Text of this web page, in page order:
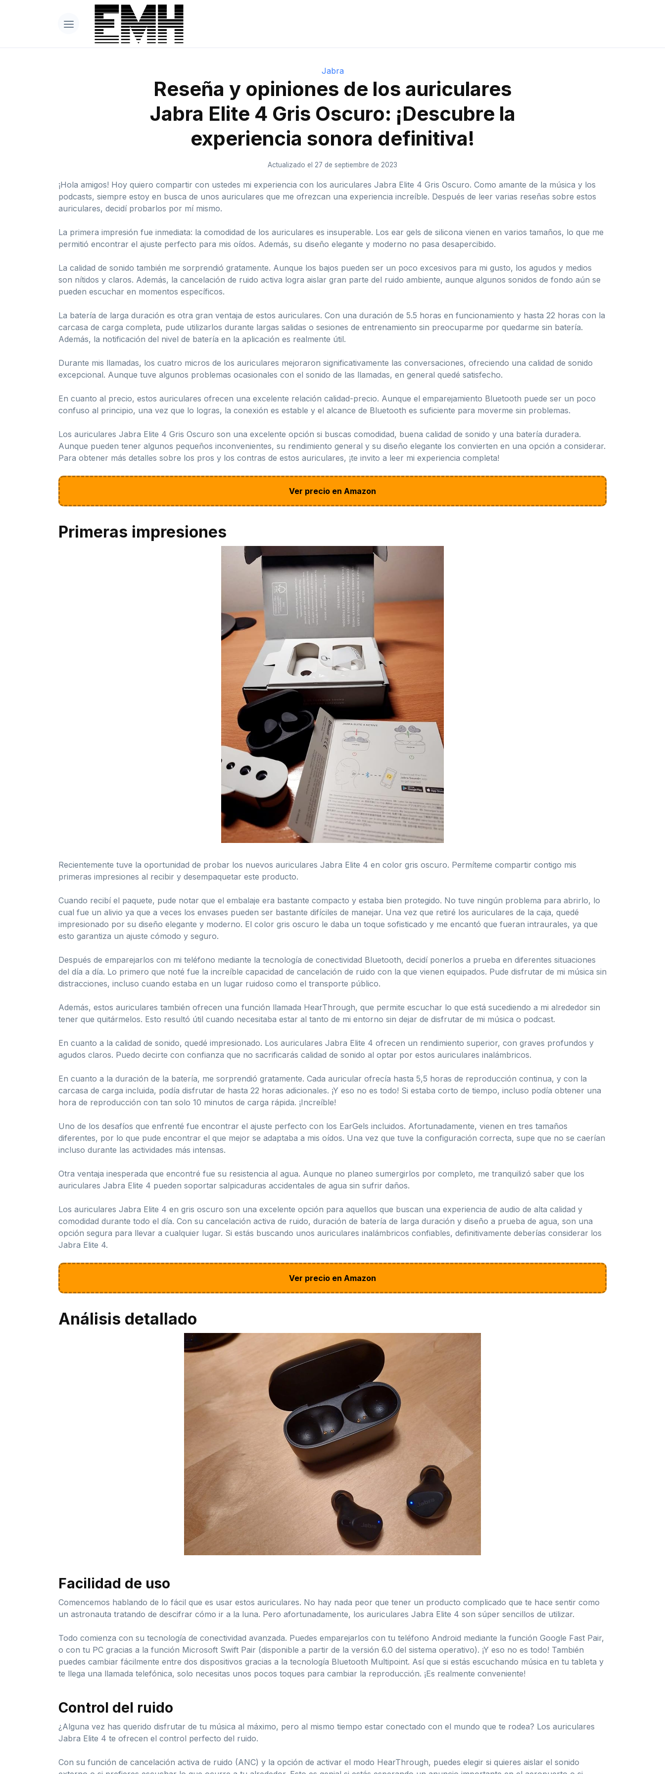
Jabra
Reseña y opiniones de los auriculares
Jabra Elite 4 Gris Oscuro: ¡Descubre la
experiencia sonora definitiva!
Actualizado el 27 de septiembre de 2023
¡Hola amigos! Hoy quiero compartir con ustedes mi experiencia con los auriculares Jabra Elite 4 Gris Oscuro. Como amante de la música y los
podcasts, siempre estoy en busca de unos auriculares que me ofrezcan una experiencia increíble. Después de leer varias reseñas sobre estos
auriculares, decidí probarlos por mí mismo.
La primera impresión fue inmediata: la comodidad de los auriculares es insuperable. Los ear gels de silicona vienen en varios tamaños, lo que me
permitió encontrar el ajuste perfecto para mis oídos. Además, su diseño elegante y moderno no pasa desapercibido.
La calidad de sonido también me sorprendió gratamente. Aunque los bajos pueden ser un poco excesivos para mi gusto, los agudos y medios
son nítidos y claros. Además, la cancelación de ruido activa logra aislar gran parte del ruido ambiente, aunque algunos sonidos de fondo aún se
pueden escuchar en momentos específicos.
La batería de larga duración es otra gran ventaja de estos auriculares. Con una duración de 5.5 horas en funcionamiento y hasta 22 horas con la
carcasa de carga completa, pude utilizarlos durante largas salidas o sesiones de entrenamiento sin preocuparme por quedarme sin batería.
Además, la notificación del nivel de batería en la aplicación es realmente útil.
Durante mis llamadas, los cuatro micros de los auriculares mejoraron significativamente las conversaciones, ofreciendo una calidad de sonido
excepcional. Aunque tuve algunos problemas ocasionales con el sonido de las llamadas, en general quedé satisfecho.
En cuanto al precio, estos auriculares ofrecen una excelente relación calidad-precio. Aunque el emparejamiento Bluetooth puede ser un poco
confuso al principio, una vez que lo logras, la conexión es estable y el alcance de Bluetooth es suficiente para moverme sin problemas.
Los auriculares Jabra Elite 4 Gris Oscuro son una excelente opción si buscas comodidad, buena calidad de sonido y una batería duradera.
Aunque pueden tener algunos pequeños inconvenientes, su rendimiento general y su diseño elegante los convierten en una opción a considerar.
Para obtener más detalles sobre los pros y los contras de estos auriculares, ¡te invito a leer mi experiencia completa!
Ver precio en Amazon
Primeras impresiones
Recientemente tuve la oportunidad de probar los nuevos auriculares Jabra Elite 4 en color gris oscuro. Permíteme compartir contigo mis
primeras impresiones al recibir y desempaquetar este producto.
Cuando recibí el paquete, pude notar que el embalaje era bastante compacto y estaba bien protegido. No tuve ningún problema para abrirlo, lo
cual fue un alivio ya que a veces los envases pueden ser bastante difíciles de manejar. Una vez que retiré los auriculares de la caja, quedé
impresionado por su diseño elegante y moderno. El color gris oscuro le daba un toque sofisticado y me encantó que fueran intraurales, ya que
esto garantiza un ajuste cómodo y seguro.
Después de emparejarlos con mi teléfono mediante la tecnología de conectividad Bluetooth, decidí ponerlos a prueba en diferentes situaciones
del día a día. Lo primero que noté fue la increíble capacidad de cancelación de ruido con la que vienen equipados. Pude disfrutar de mi música sin
distracciones, incluso cuando estaba en un lugar ruidoso como el transporte público.
Además, estos auriculares también ofrecen una función llamada HearThrough, que permite escuchar lo que está sucediendo a mi alrededor sin
tener que quitármelos. Esto resultó útil cuando necesitaba estar al tanto de mi entorno sin dejar de disfrutar de mi música o podcast.
En cuanto a la calidad de sonido, quedé impresionado. Los auriculares Jabra Elite 4 ofrecen un rendimiento superior, con graves profundos y
agudos claros. Puedo decirte con confianza que no sacrificarás calidad de sonido al optar por estos auriculares inalámbricos.
En cuanto a la duración de la batería, me sorprendió gratamente. Cada auricular ofrecía hasta 5,5 horas de reproducción continua, y con la
carcasa de carga incluida, podía disfrutar de hasta 22 horas adicionales. ¡Y eso no es todo! Si estaba corto de tiempo, incluso podía obtener una
hora de reproducción con tan solo 10 minutos de carga rápida. ¡Increíble!
Uno de los desafíos que enfrenté fue encontrar el ajuste perfecto con los EarGels incluidos. Afortunadamente, vienen en tres tamaños
diferentes, por lo que pude encontrar el que mejor se adaptaba a mis oídos. Una vez que tuve la configuración correcta, supe que no se caerían
incluso durante las actividades más intensas.
Otra ventaja inesperada que encontré fue su resistencia al agua. Aunque no planeo sumergirlos por completo, me tranquilizó saber que los
auriculares Jabra Elite 4 pueden soportar salpicaduras accidentales de agua sin sufrir daños.
Los auriculares Jabra Elite 4 en gris oscuro son una excelente opción para aquellos que buscan una experiencia de audio de alta calidad y
comodidad durante todo el día. Con su cancelación activa de ruido, duración de batería de larga duración y diseño a prueba de agua, son una
opción segura para llevar a cualquier lugar. Si estás buscando unos auriculares inalámbricos confiables, definitivamente deberías considerar los
Jabra Elite 4.
Ver precio en Amazon
Análisis detallado
Facilidad de uso
Comencemos hablando de lo fácil que es usar estos auriculares. No hay nada peor que tener un producto complicado que te hace sentir como
un astronauta tratando de descifrar cómo ir a la luna. Pero afortunadamente, los auriculares Jabra Elite 4 son súper sencillos de utilizar.
Todo comienza con su tecnología de conectividad avanzada. Puedes emparejarlos con tu teléfono Android mediante la función Google Fast Pair,
o con tu PC gracias a la función Microsoft Swift Pair (disponible a partir de la versión 6.0 del sistema operativo). ¡Y eso no es todo! También
puedes cambiar fácilmente entre dos dispositivos gracias a la tecnología Bluetooth Multipoint. Así que si estás escuchando música en tu tableta y
te llega una llamada telefónica, solo necesitas unos pocos toques para cambiar la reproducción. ¡Es realmente conveniente!
Control del ruido
¿Alguna vez has querido disfrutar de tu música al máximo, pero al mismo tiempo estar conectado con el mundo que te rodea? Los auriculares
Jabra Elite 4 te ofrecen el control perfecto del ruido.
Con su función de cancelación activa de ruido (ANC) y la opción de activar el modo HearThrough, puedes elegir si quieres aislar el sonido